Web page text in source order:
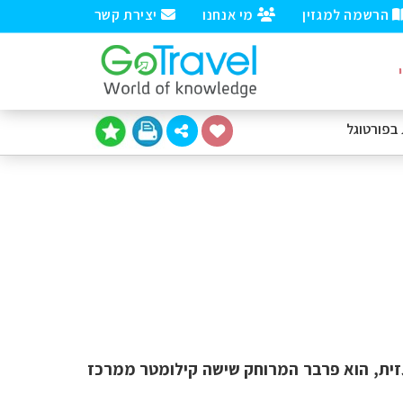
בפורטוגל
יצירת קשר מי אנחנו הרשמה למגזין
הוא פרבר המרוחק שישה קילומטר ממרכז